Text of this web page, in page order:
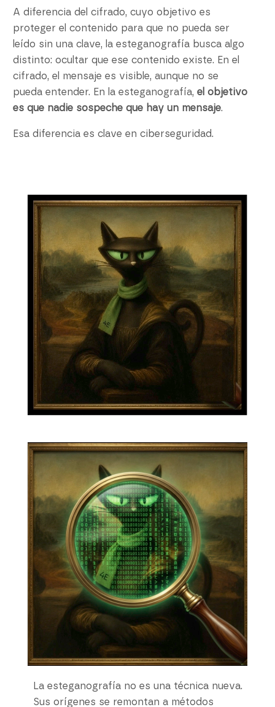
A diferencia del cifrado, cuyo objetivo es
proteger el contenido para que no pueda ser
leído sin una clave, la esteganografía busca algo
distinto: ocultar que ese contenido existe. En el
cifrado, el mensaje es visible, aunque no se
pueda entender. En la esteganografía, el objetivo
es que nadie sospeche que hay un mensaje.
Esa diferencia es clave en ciberseguridad.
La esteganografía no es una técnica nueva.
Sus orígenes se remontan a métodos